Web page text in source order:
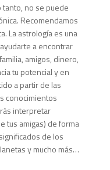
no se puede
Recomendamos
La astrología es una
a encontrar
amigos, dinero,
tu potencial y en
a partir de las
conocimientos
interpretar
tus amigas) de forma
de los
y mucho más…